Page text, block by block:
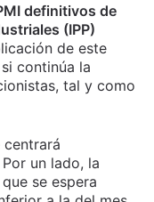
definitivos de
(IPP)
de este
continúa la
tal y como
centrará
un lado, la
que se espera